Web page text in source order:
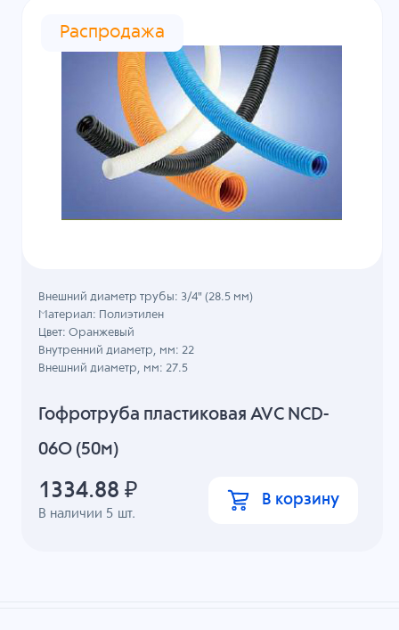
Распродажа
Гофротруба пластиковая AVC NCD-
06O (50м)
В наличии 5 шт.
Внешний диаметр трубы: 3/4" (28.5 мм)
Материал: Полиэтилен
Цвет: Оранжевый
Внутренний диаметр, мм: 22
Внешний диаметр, мм: 27.5
1334.88 ₽ В корзину